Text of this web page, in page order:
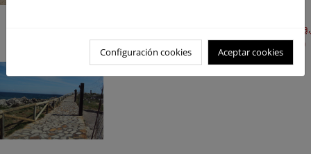
Playa de Barro. Reparación de muro playa, zapata,
escollera, reparación ducha (Plan Litoral 2014, Terminada)
Configuración cookies Aceptar cookies